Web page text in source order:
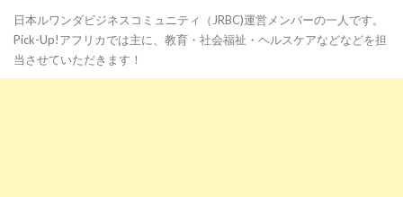
日本ルワンダビジネスコミュニティ（JRBC)運営メンバーの一人です。
Pick-Up!アフリカでは主に、教育・社会福祉・ヘルスケアなどなどを担
当させていただきます！